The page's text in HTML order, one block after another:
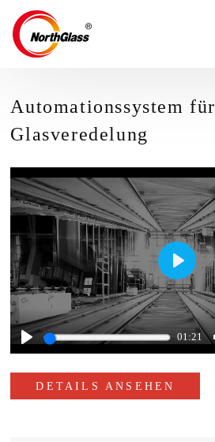
Automationssystem für
Glasveredelung
Play
01:21
Play
DETAILS ANSEHEN